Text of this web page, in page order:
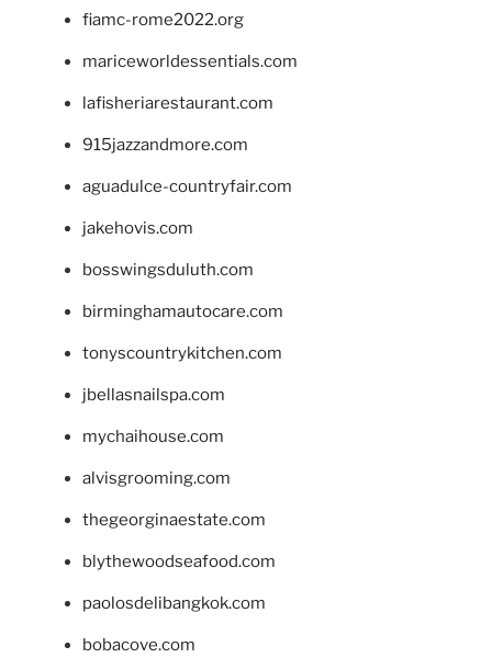
fiamc-rome2022.org
mariceworldessentials.com
lafisheriarestaurant.com
915jazzandmore.com
aguadulce-countryfair.com
jakehovis.com
bosswingsduluth.com
birminghamautocare.com
tonyscountrykitchen.com
jbellasnailspa.com
mychaihouse.com
alvisgrooming.com
thegeorginaestate.com
blythewoodseafood.com
paolosdelibangkok.com
bobacove.com